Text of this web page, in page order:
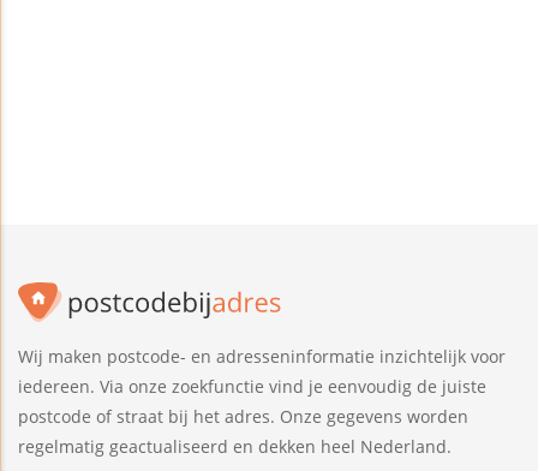
Wij maken postcode- en adresseninformatie inzichtelijk voor
iedereen. Via onze zoekfunctie vind je eenvoudig de juiste
postcode of straat bij het adres. Onze gegevens worden
regelmatig geactualiseerd en dekken heel Nederland.